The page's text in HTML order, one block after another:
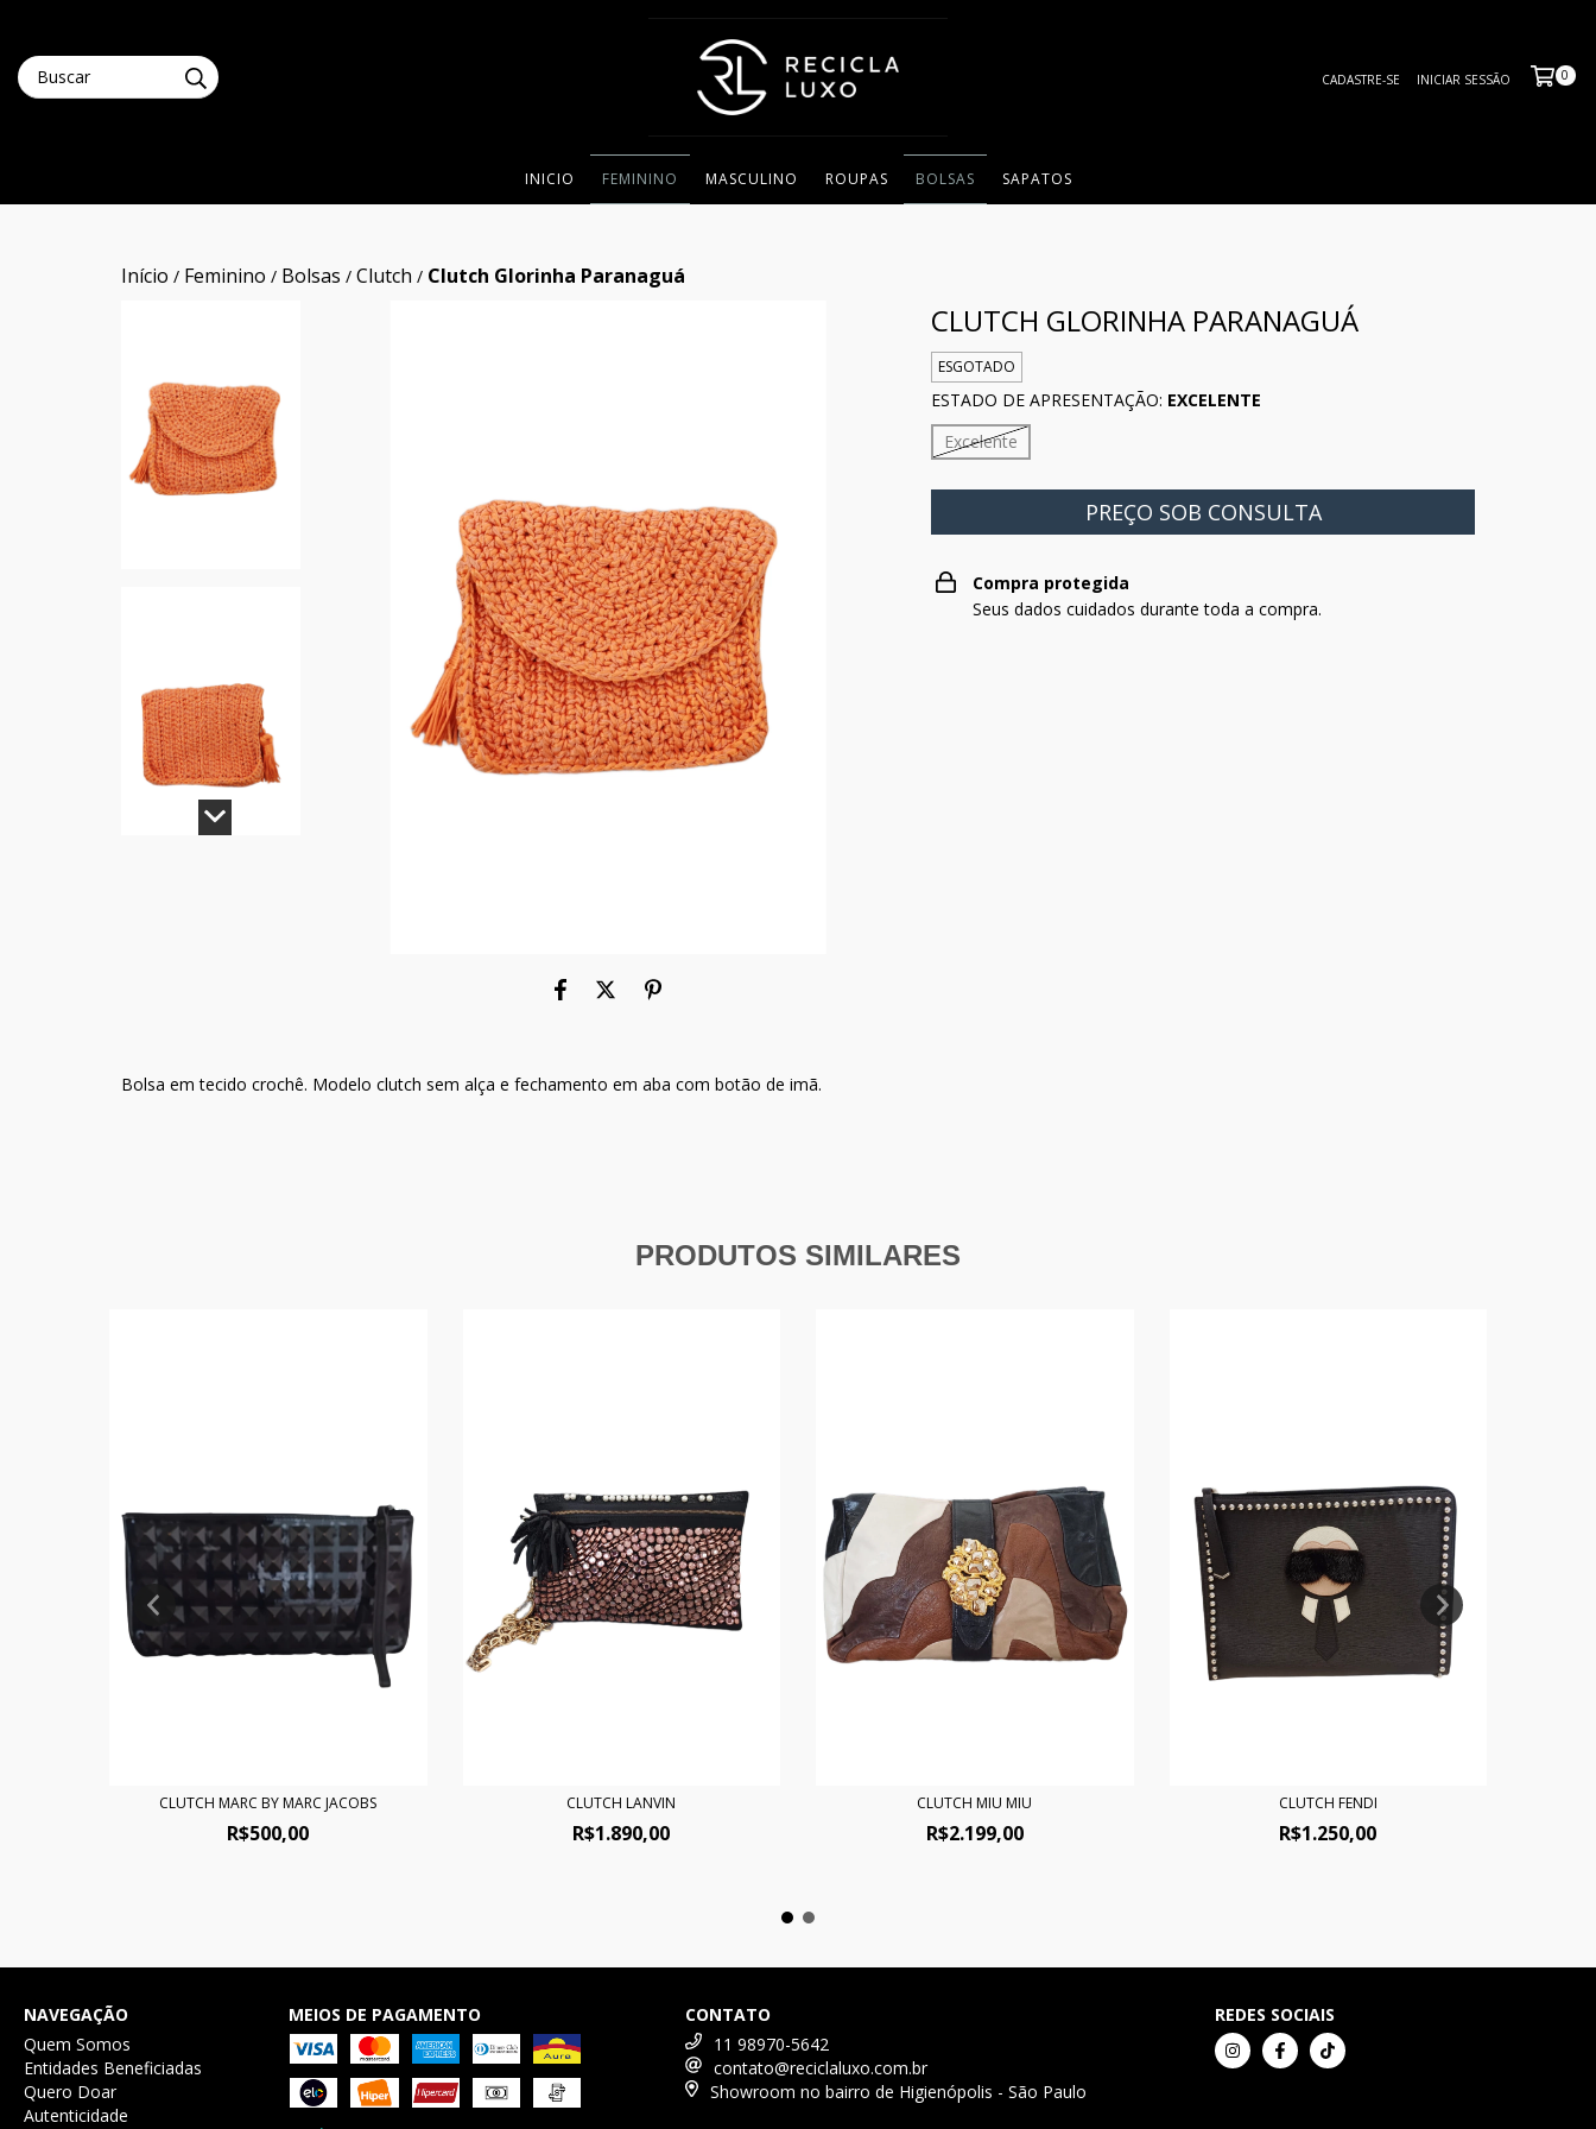
CADASTRE-SE INICIAR SESSÃO 0
INICIO FEMININO MASCULINO ROUPAS BOLSAS SAPATOS
Início / Feminino / Bolsas / Clutch / Clutch Glorinha Paranaguá
Bolsa em tecido crochê. Modelo clutch sem alça e fechamento em aba com botão de imã.
CLUTCH GLORINHA PARANAGUÁ
ESGOTADO
ESTADO DE APRESENTAÇÃO: EXCELENTE
Excelente
Compra protegida
Seus dados cuidados durante toda a compra.
PRODUTOS SIMILARES
CLUTCH MARC BY MARC JACOBS
R$500,00
CLUTCH LANVIN
R$1.890,00
CLUTCH MIU MIU
R$2.199,00
CLUTCH FENDI
R$1.250,00
NAVEGAÇÃO
Quem Somos
Entidades Beneficiadas
Quero Doar
Autenticidade
MEIOS DE PAGAMENTO
CONTATO
11 98970-5642
contato@reciclaluxo.com.br
Showroom no bairro de Higienópolis - São Paulo
REDES SOCIAIS